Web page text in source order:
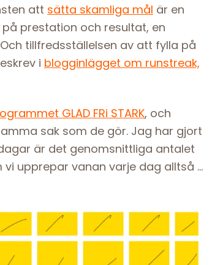
att sätta skamliga mål är en
prestation och resultat, en
tillfredsställelsen av att fylla på
i blogginlägget om runstreak,
GLAD FRi STARK, och
sak som de gör. Jag har gjort
är det genomsnittliga antalet
upprepar vanan varje dag alltså …